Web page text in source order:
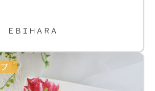
ＥＢＩＨＡＲＡ